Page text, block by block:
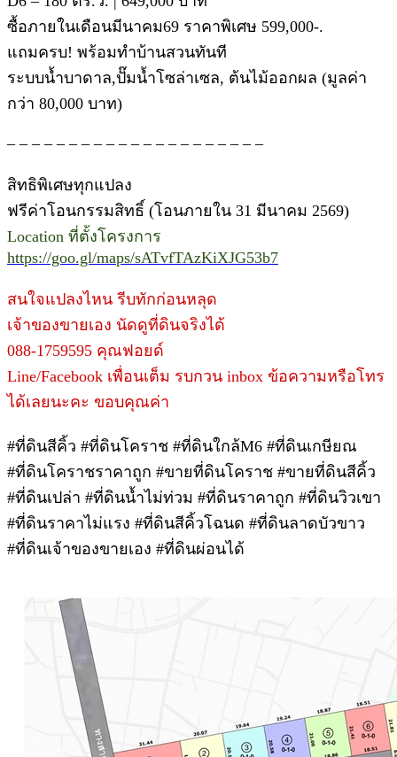
ซื้อภายในเดือนมีนาคม69 ราคาพิเศษ 599,000-.
แถมครบ! พร้อมทำบ้านสวนทันที
ระบบน้ำบาดาล,ปั๊มน้ำโซล่าเซล, ต้นไม้ออกผล (มูลค่า
กว่า 80,000 บาท)
– – – – – – – – – – – – – – – – – – – – –
สิทธิพิเศษทุกแปลง
ฟรีค่าโอนกรรมสิทธิ์ (โอนภายใน 31 มีนาคม 2569)
Location ที่ตั้งโครงการ
https://goo.gl/maps/sATvfTAzKiXJG53b7
สนใจแปลงไหน รีบทักก่อนหลุด
เจ้าของขายเอง นัดดูที่ดินจริงได้
088-1759595 คุณฟอยด์
Line/Facebook เพื่อนเต็ม รบกวน inbox ข้อความหรือโทร
ได้เลยนะคะ ขอบคุณค่า
#ที่ดินสีคิ้ว #ที่ดินโคราช #ที่ดินใกล้M6 #ที่ดินเกษียณ
#ที่ดินโคราชราคาถูก #ขายที่ดินโคราช #ขายที่ดินสีคิ้ว
#ที่ดินเปล่า #ที่ดินน้ำไม่ท่วม #ที่ดินราคาถูก #ที่ดินวิวเขา
#ที่ดินราคาไม่แรง #ที่ดินสีคิ้วโฉนด #ที่ดินลาดบัวขาว
#ที่ดินเจ้าของขายเอง #ที่ดินผ่อนได้